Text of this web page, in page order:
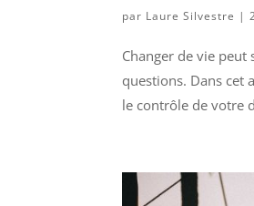
par Laure Silvestre |
Changer de vie
questions. Dans cet
le contrôle de votre